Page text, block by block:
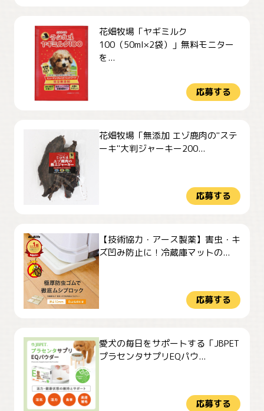
花畑牧場「ヤギミルク
100（50ml×2袋）」無料モニター
を...
応募する
花畑牧場「無添加 エゾ鹿肉の"ステ
ーキ"大判ジャーキー200...
応募する
【技術協力・アース製薬】害虫・キ
ズ凹み防止に！冷蔵庫マットの...
応募する
愛犬の毎日をサポートする「JBPET
プラセンタサプリEQパウ...
応募する